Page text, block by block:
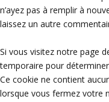
n’ayez pas à remplir à
laissez un autre
Si vous visitez notre page
temporaire pour
Ce cookie ne contient
lorsque vous fermez votre